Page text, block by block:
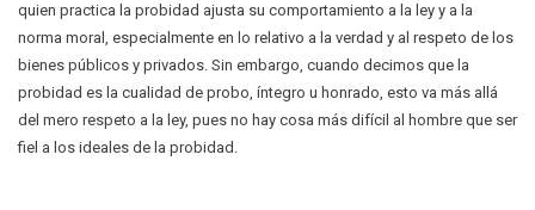
quien practica la probidad ajusta su comportamiento a la ley y a la
norma moral, especialmente en lo relativo a la verdad y al respeto de los
bienes públicos y privados. Sin embargo, cuando decimos que la
probidad es la cualidad de probo, íntegro u honrado, esto va más allá
del mero respeto a la ley, pues no hay cosa más difícil al hombre que ser
fiel a los ideales de la probidad.